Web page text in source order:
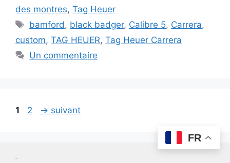
des montres, Tag Heuer
Étiquettes
bamford, black badger, Calibre 5, Carrera,
custom, TAG HEUER, Tag Heuer Carrera
Un commentaire
Page
1 Page
2 → suivant
FR